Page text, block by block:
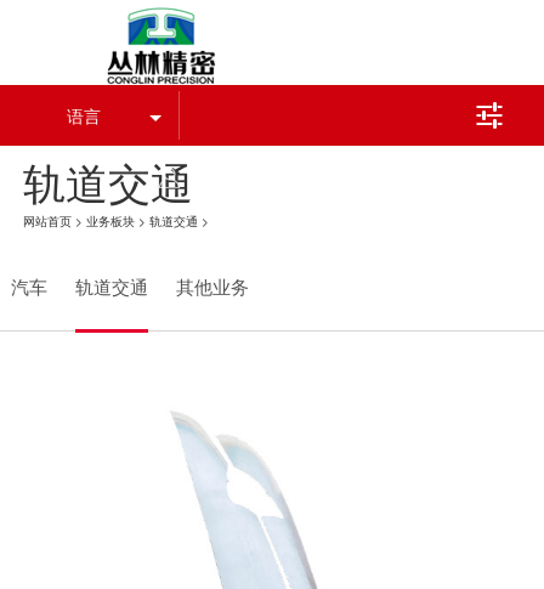

语言
江南手机网页版登录入口_江南（中国）官方
轨道交通
网站首页> 业务板块> 轨道交通 >
汽车 轨道交通 其他业务